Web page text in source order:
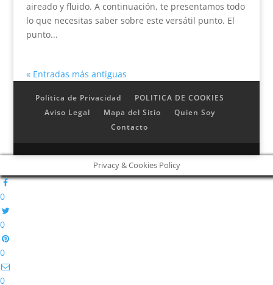
aireado y fluido. A continuación, te presentamos todo
lo que necesitas saber sobre este versátil punto. El
punto...
« Entradas más antiguas
Politica de Privacidad
POLITICA DE COOKIES
Aviso Legal
Mapa del Sitio
Quien Soy
Contacto
Privacy & Cookies Policy
0
0
0
0